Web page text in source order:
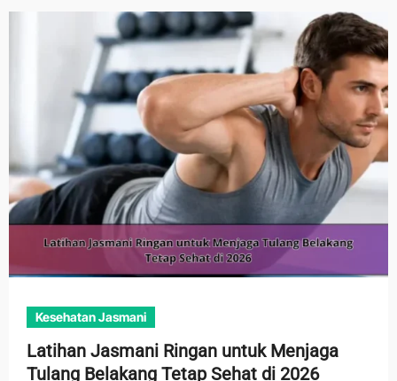
Kesehatan Jasmani
Latihan Jasmani Ringan untuk Menjaga
Tulang Belakang Tetap Sehat di 2026